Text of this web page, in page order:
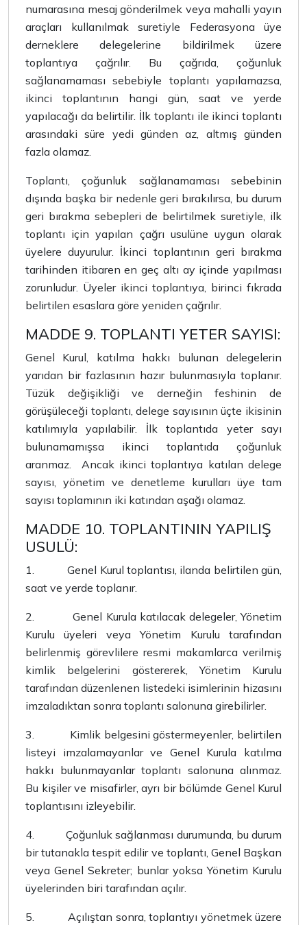
numarasına mesaj gönderilmek veya mahalli yayın
araçları kullanılmak suretiyle Federasyona üye
derneklere delegelerine bildirilmek üzere
toplantıya çağrılır. Bu çağrıda, çoğunluk
sağlanamaması sebebiyle toplantı yapılamazsa,
ikinci toplantının hangi gün, saat ve yerde
yapılacağı da belirtilir. İlk toplantı ile ikinci toplantı
arasındaki süre yedi günden az, altmış günden
fazla olamaz.
Toplantı, çoğunluk sağlanamaması sebebinin
dışında başka bir nedenle geri bırakılırsa, bu durum
geri bırakma sebepleri de belirtilmek suretiyle, ilk
toplantı için yapılan çağrı usulüne uygun olarak
üyelere duyurulur. İkinci toplantının geri bırakma
tarihinden itibaren en geç altı ay içinde yapılması
zorunludur. Üyeler ikinci toplantıya, birinci fıkrada
belirtilen esaslara göre yeniden çağrılır.
MADDE 9. TOPLANTI YETER SAYISI:
Genel Kurul, katılma hakkı bulunan delegelerin
yarıdan bir fazlasının hazır bulunmasıyla toplanır.
Tüzük değişikliği ve derneğin feshinin de
görüşüleceği toplantı, delege sayısının üçte ikisinin
katılımıyla yapılabilir. İlk toplantıda yeter sayı
bulunamamışsa ikinci toplantıda çoğunluk
aranmaz.
Ancak ikinci toplantıya katılan delege
sayısı, yönetim ve denetleme kurulları üye tam
sayısı toplamının iki katından aşağı olamaz.
MADDE 10. TOPLANTININ YAPILIŞ
USULÜ:
1.
Genel Kurul toplantısı, ilanda belirtilen gün,
saat ve yerde toplanır.
2.
Genel Kurula katılacak delegeler, Yönetim
Kurulu üyeleri veya Yönetim Kurulu tarafından
belirlenmiş görevlilere resmi makamlarca verilmiş
kimlik belgelerini göstererek, Yönetim Kurulu
tarafından düzenlenen listedeki isimlerinin hizasını
imzaladıktan sonra toplantı salonuna girebilirler.
3.
Kimlik belgesini göstermeyenler, belirtilen
listeyi imzalamayanlar ve Genel Kurula katılma
hakkı bulunmayanlar toplantı salonuna alınmaz.
Bu kişiler ve misafirler, ayrı bir bölümde Genel Kurul
toplantısını izleyebilir.
4.
Çoğunluk sağlanması durumunda, bu durum
bir tutanakla tespit edilir ve toplantı, Genel Başkan
veya Genel Sekreter; bunlar yoksa Yönetim Kurulu
üyelerinden biri tarafından açılır.
5.
Açılıştan sonra, toplantıyı yönetmek üzere